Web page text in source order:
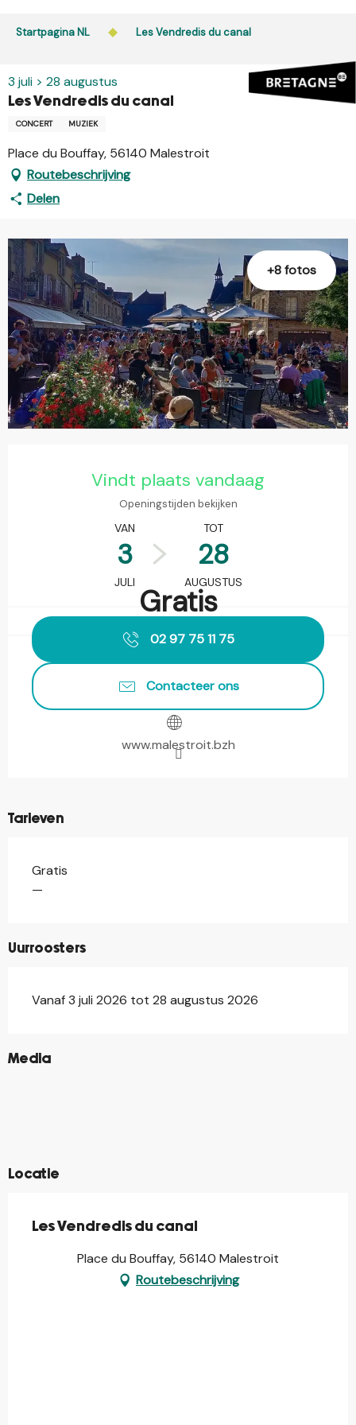
Startpagina NL Les Vendredis du canal
3 juli > 28 augustus
Les Vendredis du canal
CONCERT MUZIEK
Place du Bouffay, 56140 Malestroit
Routebeschrijving
Delen
+8 fotos
Vindt plaats vandaag
Openingstijden bekijken
VAN
3
JULI
TOT
28
AUGUSTUS
Gratis
02 97 75 11 75
Contacteer ons
www.malestroit.bzh
Tarieven
Gratis
—
Uurroosters
Vanaf 3 juli 2026 tot 28 augustus 2026
Media
©
©
Locatie
Les Vendredis du canal
Place du Bouffay, 56140 Malestroit
Routebeschrijving